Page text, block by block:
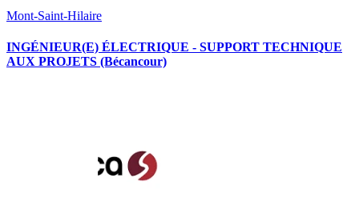
Mont-Saint-Hilaire
INGÉNIEUR(E) ÉLECTRIQUE - SUPPORT TECHNIQUE
AUX PROJETS (Bécancour)